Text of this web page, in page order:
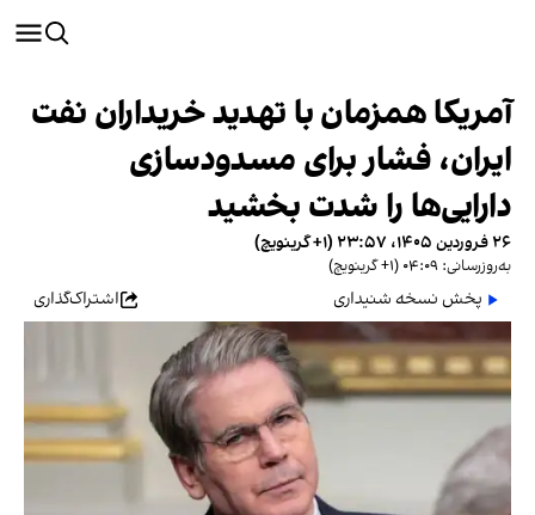
آمریکا همزمان با تهدید خریداران نفت
ایران، فشار برای مسدودسازی
دارایی‌ها را شدت بخشید
۲۶ فروردین ۱۴۰۵، ۲۳:۵۷ (‎+۱ گرینویچ)
به‌روزرسانی: ۰۴:۰۹ (‎+۱ گرینویچ)
پخش نسخه شنیداری اشتراک‌گذاری